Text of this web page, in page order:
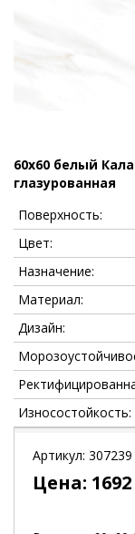
60x60 белый
глазурованная
Поверхность:
Цвет:
Назначение:
Материал:
Дизайн:
Износостойкость:
Артикул: 307239
Цена: 1692